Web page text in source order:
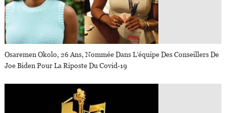
Osaremen Okolo, 26 Ans, Nommée Dans L’équipe Des Conseillers De
Joe Biden Pour La Riposte Du Covid-19